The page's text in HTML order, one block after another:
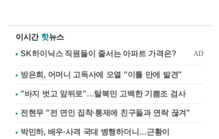
이시간 핫뉴스
방은희, 어머니 고독사에 오열 "이틀 만에 발견"
"바지 벗고 앞뒤로"…탈북민 고백한 기쁨조 검사
전현무 "전 연인 집착·통제에 친구들과 연락 끊겨"
박민하, 배우·사격 국대 병행하더니…근황이